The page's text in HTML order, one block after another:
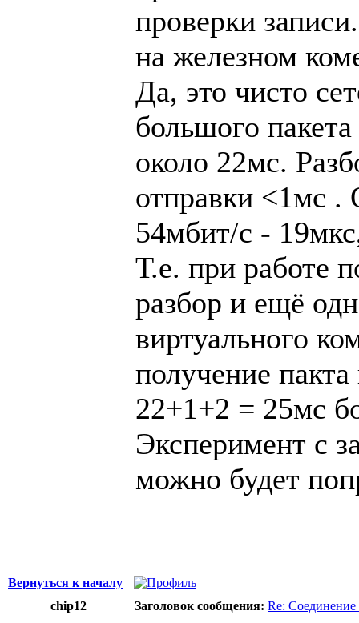
проверки
на железном
Да, это чисто
большого
около 22мс.
отправки <1мс .
54мбит/с -
Т.е. при работе
разбор и ещё
виртуального
получение
22+1+2 = 25мс
Эксперимент с
можно будет
Вернуться к началу
chip12
Заголовок сообщения: Re: